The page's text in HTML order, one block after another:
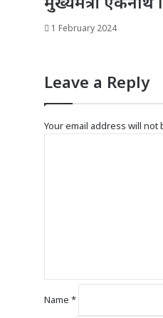
1 February 2024
Leave a Reply
Your email address will not
Name *